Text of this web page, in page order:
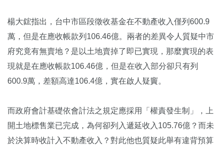
楊大鋐指出，台中市區段徵收基金在不動產收入僅列600.9
萬，但是在應收帳款列106.46億。兩者的差異令人質疑中市
府究竟有無賣地？是以土地賣掉了即已實現，那麼實現的表
現就是在應收帳款106.46億，但是在收入部分卻只有列
600.9萬，差額高達106.4億，實在啟人疑竇。
而政府會計基礎依會計法之規定應採用「權責發生制」，上
開土地標售業已完成，為何卻列入遞延收入105.76億？而未
於決算時收計入不動產收入？對此他也質疑此舉有違背預算